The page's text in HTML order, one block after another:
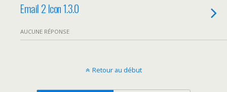
Email 2 Icon 1.3.0
AUCUNE RÉPONSE
Retour au début